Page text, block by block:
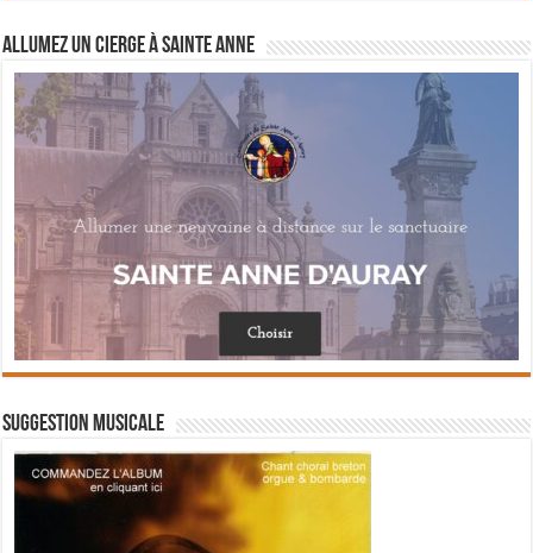
Allumez un cierge à Sainte Anne
Suggestion musicale